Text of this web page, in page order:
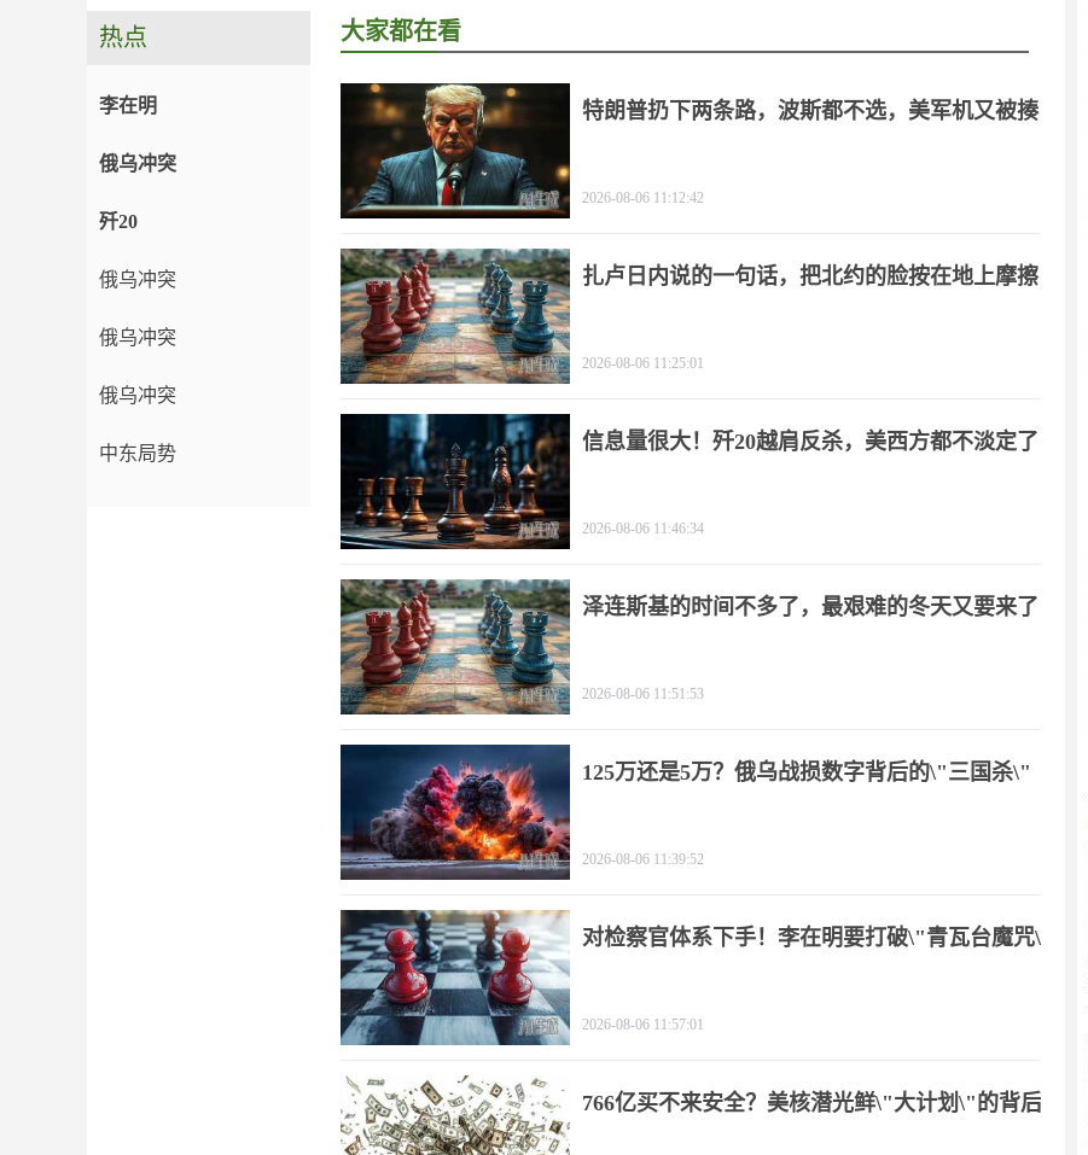
热点
李在明
俄乌冲突
歼20
俄乌冲突
俄乌冲突
俄乌冲突
中东局势
大家都在看
特朗普扔下两条路，波斯都不选，美军机又被揍
2026-08-06 11:12:42
扎卢日内说的一句话，把北约的脸按在地上摩擦
2026-08-06 11:25:01
信息量很大！歼20越肩反杀，美西方都不淡定了
2026-08-06 11:46:34
泽连斯基的时间不多了，最艰难的冬天又要来了
2026-08-06 11:51:53
125万还是5万？俄乌战损数字背后的\"三国杀\"
2026-08-06 11:39:52
对检察官体系下手！李在明要打破\"青瓦台魔咒\"
2026-08-06 11:57:01
766亿买不来安全？美核潜光鲜\"大计划\"的背后